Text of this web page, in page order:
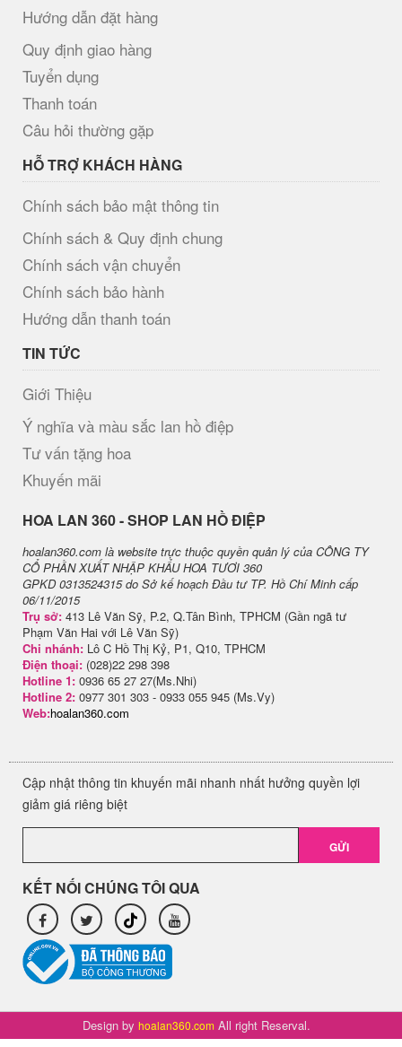
Hướng dẫn đặt hàng
Quy định giao hàng
Tuyển dụng
Thanh toán
Câu hỏi thường gặp
HỖ TRỢ KHÁCH HÀNG
Chính sách bảo mật thông tin
Chính sách & Quy định chung
Chính sách vận chuyển
Chính sách bảo hành
Hướng dẫn thanh toán
TIN TỨC
Giới Thiệu
Ý nghĩa và màu sắc lan hồ điệp
Tư vấn tặng hoa
Khuyến mãi
H​OA LAN 360 - SHOP LAN HỒ ĐIỆP
hoalan360.com là website trực thuộc quyền quản lý của CÔNG TY
CỔ PHẦN XUẤT NHẬP KHẨU HOA TƯƠI 360
GPKD 0313524315 do Sở kế hoạch Đầu tư TP. Hồ Chí Minh cấp
06/11/2015
Trụ sở: 413 Lê Văn Sỹ, P.2, Q.Tân Bình, TPHCM (Gần ngã tư
Phạm Văn Hai với Lê Văn Sỹ)
Chi nhánh: Lô C Hồ Thị Kỷ, P1, Q10, TPHCM
Điện thoại: (028)22 298 398
Hotline 1: 0936 65 27 27(Ms.Nhi)
Hotline 2: 0977 301 303 - 0933 055 945 (Ms.Vy)
Web:hoalan360.com
Cập nhật thông tin khuyến mãi nhanh nhất hưởng quyền lợi
giảm giá riêng biệt
GỬI
KẾT NỐI CHÚNG TÔI QUA
Design by hoalan360.com All right Reserval.